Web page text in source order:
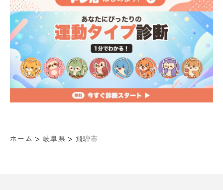
ホーム > 岐阜県 > 飛騨市